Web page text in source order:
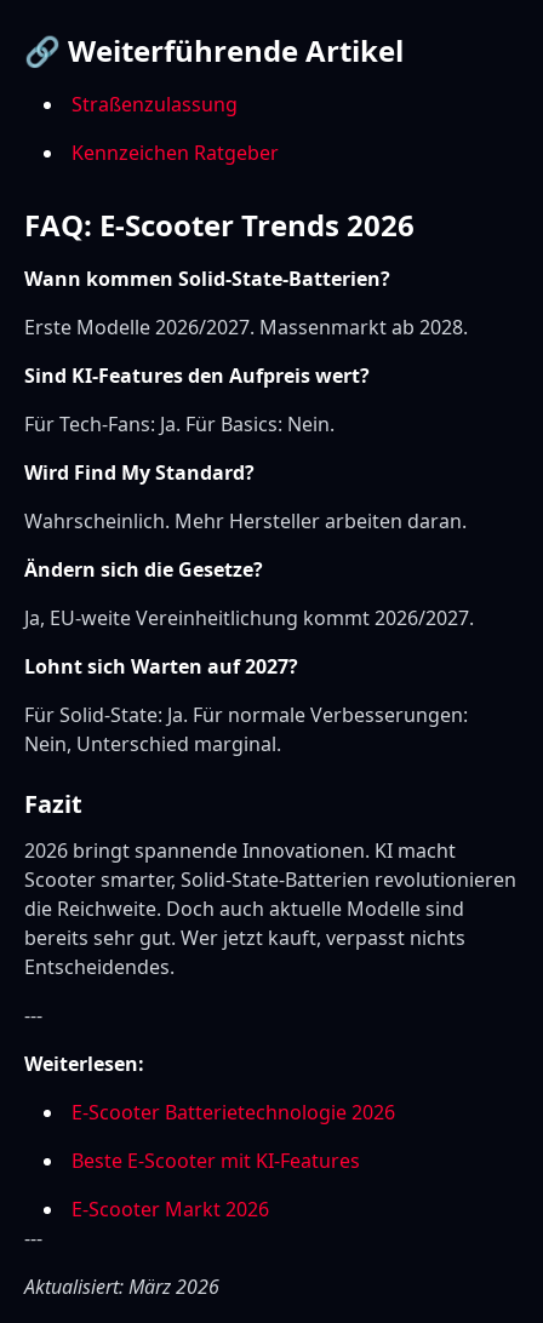
🔗 Weiterführende Artikel
Straßenzulassung
Kennzeichen Ratgeber
FAQ: E-Scooter Trends 2026
Wann kommen Solid-State-Batterien?
Erste Modelle 2026/2027. Massenmarkt ab 2028.
Sind KI-Features den Aufpreis wert?
Für Tech-Fans: Ja. Für Basics: Nein.
Wird Find My Standard?
Wahrscheinlich. Mehr Hersteller arbeiten daran.
Ändern sich die Gesetze?
Ja, EU-weite Vereinheitlichung kommt 2026/2027.
Lohnt sich Warten auf 2027?
Für Solid-State: Ja. Für normale Verbesserungen:
Nein, Unterschied marginal.
Fazit
2026 bringt spannende Innovationen. KI macht
Scooter smarter, Solid-State-Batterien revolutionieren
die Reichweite. Doch auch aktuelle Modelle sind
bereits sehr gut. Wer jetzt kauft, verpasst nichts
Entscheidendes.
---
Weiterlesen:
E-Scooter Batterietechnologie 2026
Beste E-Scooter mit KI-Features
E-Scooter Markt 2026
---
Aktualisiert: März 2026